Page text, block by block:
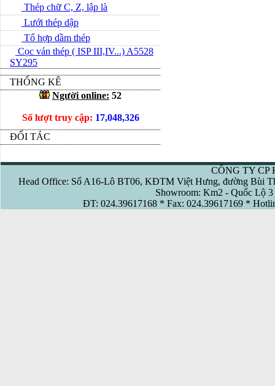
Thép chữ C, Z, lập là
Lưới thép dập
Tổ hợp dầm thép
Cọc ván thép ( ISP III,IV...) A5528
SY295
THỐNG KÊ
Người online: 52
Số lượt truy cập: 17,048,326
ĐỐI TÁC
CÔNG TY CP
Head Office: Số A16-Lô BT06, KĐTM Việt Hưng, đường Bùi
Showroom: Km2 - Quốc Lộ
ĐT: 024.39617168 * Fax: 024.39617169 *